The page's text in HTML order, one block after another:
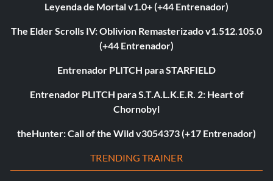
Leyenda de Mortal v1.0+ (+44 Entrenador)
The Elder Scrolls IV: Oblivion Remasterizado v1.512.105.0
(+44 Entrenador)
Entrenador PLITCH para STARFIELD
Entrenador PLITCH para S.T.A.L.K.E.R. 2: Heart of
Chornobyl
theHunter: Call of the Wild v3054373 (+17 Entrenador)
TRENDING TRAINER